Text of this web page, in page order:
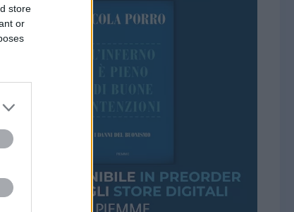
store
or